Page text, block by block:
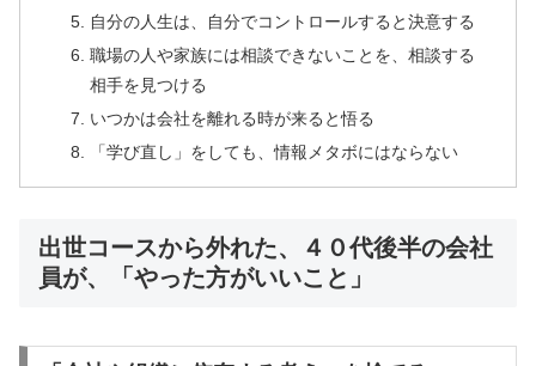
自分の人生は、自分でコントロールすると決意する
職場の人や家族には相談できないことを、相談する
相手を見つける
いつかは会社を離れる時が来ると悟る
「学び直し」をしても、情報メタボにはならない
出世コースから外れた、４０代後半の会社
員が、「やった方がいいこと」